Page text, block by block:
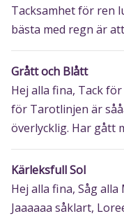
Tacksamhet för ren
bästa med regn är
Grått och Blått
Hej alla fina, Tack
för Tarotlinjen är
överlycklig. Har gått
Kärleksfull Sol
Hej alla fina, Såg
Jaaaaaa såklart,